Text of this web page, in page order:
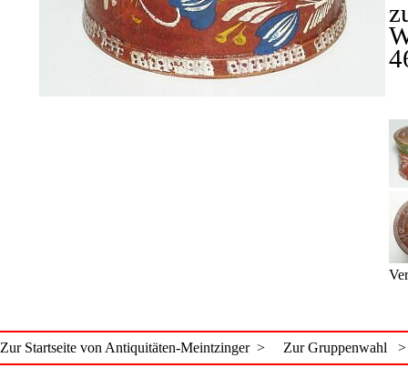
Zur Startseite von Antiquitäten-Meintzinger > Zur Gruppenwahl >